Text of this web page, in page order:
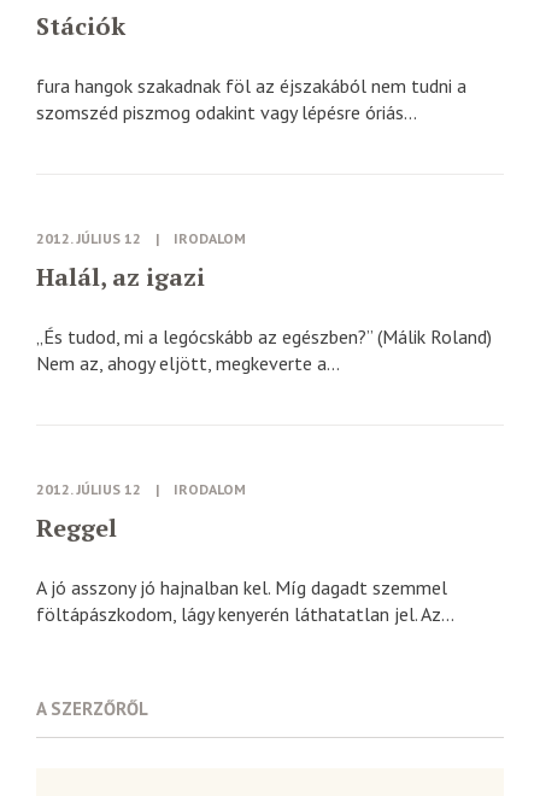
Stációk
fura hangok szakadnak föl az éjszakából nem tudni a
szomszéd piszmog odakint vagy lépésre óriás...
2012. JÚLIUS 12 | IRODALOM
Halál, az igazi
„És tudod, mi a legócskább az egészben?” (Málik Roland)
Nem az, ahogy eljött, megkeverte a...
2012. JÚLIUS 12 | IRODALOM
Reggel
A jó asszony jó hajnalban kel. Míg dagadt szemmel
föltápászkodom, lágy kenyerén láthatatlan jel. Az...
A SZERZŐRŐL